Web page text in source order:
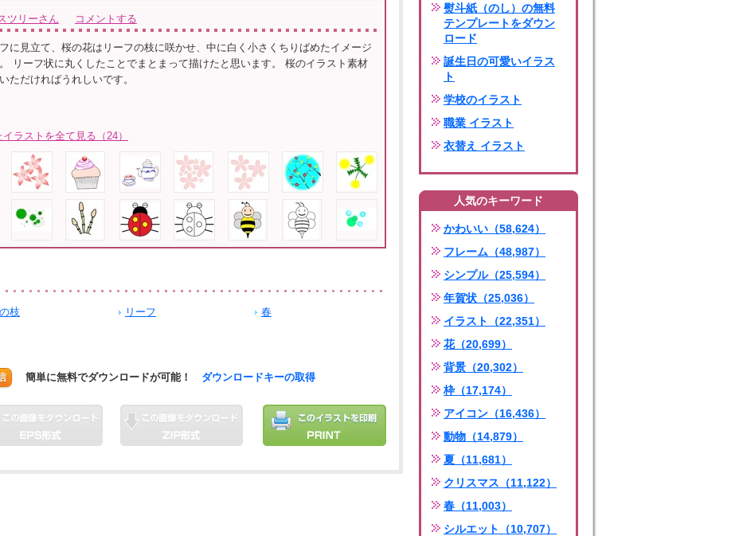
ツリーさん コメントする
に見立て、桜の花はリーフの枝に咲かせ、中に白く小さくちりばめたイメージ
リーフ状に丸くしたことでまとまって描けたと思います。 桜のイラスト素材
ただければうれしいです。
ラストを全て見る（24）
枝 リーフ
春
簡単に無料でダウンロードが可能！ ダウンロードキーの取得
熨斗紙（のし）の無料
テンプレートをダウン
ロード
誕生日の可愛いイラス
ト
学校のイラスト
職業 イラスト
衣替え イラスト
人気のキーワード
かわいい（58,624）
フレーム（48,987）
シンプル（25,594）
年賀状（25,036）
イラスト（22,351）
花（20,699）
背景（20,302）
枠（17,174）
アイコン（16,436）
動物（14,879）
夏（11,681）
クリスマス（11,122）
春（11,003）
シルエット（10,707）